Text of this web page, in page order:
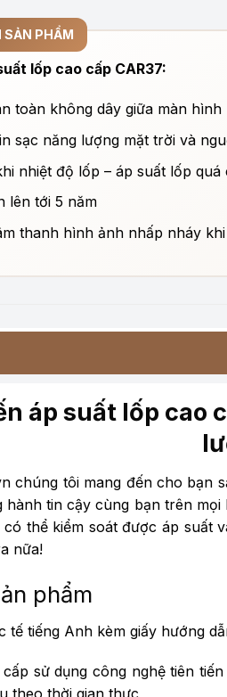
SẢN PHẨM
lốp cao cấp CAR37:
toàn không dây giữa màn
sạc năng lượng mặt trời và
nhiệt độ lốp – áp suất lốp quá
lên tới 5 năm
thanh hình ảnh nhấp nháy
áp suất lốp cao
chúng tôi mang đến cho bạn
hành tin cậy cùng bạn trên
thể kiểm soát được áp suất
nữa!
phẩm
tế tiếng Anh kèm giấy hướng
sử dụng công nghệ tiên